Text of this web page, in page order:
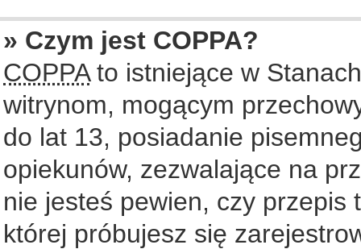
» Czym jest COPPA?
COPPAto istniejące w
witrynom, mogącym
do lat 13, posiadanie
opiekunów, zezwalające na
nie jesteś pewien, czy przepis
której próbujesz się